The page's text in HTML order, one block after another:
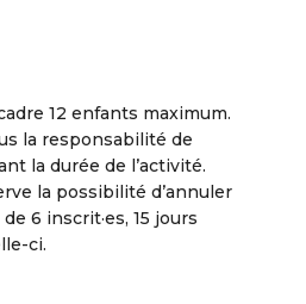
12 enfants maximum.
la responsabilité de
la durée de l’activité.
la possibilité d’annuler
6 inscrit·es, 15 jours
ci.